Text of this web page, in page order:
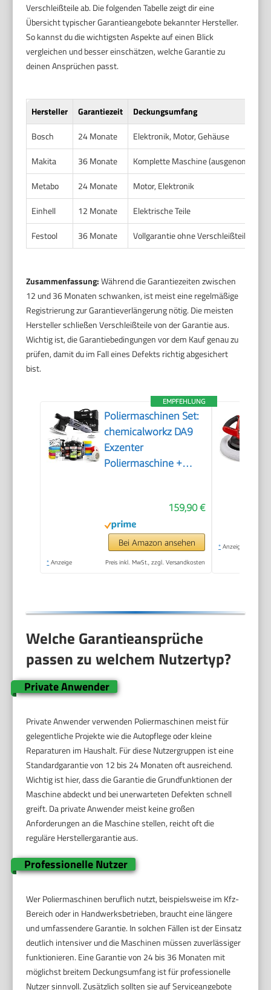
Verschleißteile ab. Die folgenden Tabelle zeigt dir eine
Übersicht typischer Garantieangebote bekannter Hersteller.
So kannst du die wichtigsten Aspekte auf einen Blick
vergleichen und besser einschätzen, welche Garantie zu
deinen Ansprüchen passt.
Hersteller Garantiezeit
Deckungsumfang
Bosch
24 Monate
Elektronik, Motor, Gehäuse
Makita
36 Monate
Komplette Maschine (ausgenommen
Metabo
24 Monate
Motor, Elektronik
Einhell
12 Monate
Elektrische Teile
Festool
36 Monate Vollgarantie ohne Verschleißteile
Zusammenfassung:Während die Garantiezeiten zwischen
12 und 36 Monaten schwanken, ist meist eine regelmäßige
Registrierung zur Garantieverlängerung nötig. Die meisten
Hersteller schließen Verschleißteile von der Garantie aus.
Wichtig ist, die Garantiebedingungen vor dem Kauf genau zu
prüfen, damit du im Fall eines Defekts richtig abgesichert
bist.
EMPFEHLUNG
Poliermaschinen Set:
chemicalworkz DA9
Exzenter
Poliermaschine +
Polierpads + Dr. Wack
Versiegelung für Lack
+ Zubehör | 20-teilig
159,90 €
Bei Amazon ansehen
* Anzeige Preis inkl. MwSt., zzgl. Versandkosten
* Anzeige
Welche Garantieansprüche
passen zu welchem Nutzertyp?
Private Anwender
Private Anwender verwenden Poliermaschinen meist für
gelegentliche Projekte wie die Autopflege oder kleine
Reparaturen im Haushalt. Für diese Nutzergruppen ist eine
Standardgarantie von 12 bis 24 Monaten oft ausreichend.
Wichtig ist hier, dass die Garantie die Grundfunktionen der
Maschine abdeckt und bei unerwarteten Defekten schnell
greift. Da private Anwender meist keine großen
Anforderungen an die Maschine stellen, reicht oft die
reguläre Herstellergarantie aus.
Professionelle Nutzer
Wer Poliermaschinen beruflich nutzt, beispielsweise im Kfz-
Bereich oder in Handwerksbetrieben, braucht eine längere
und umfassendere Garantie. In solchen Fällen ist der Einsatz
deutlich intensiver und die Maschinen müssen zuverlässiger
funktionieren. Eine Garantie von 24 bis 36 Monaten mit
möglichst breitem Deckungsumfang ist für professionelle
Nutzer sinnvoll. Zusätzlich sollten sie auf Serviceangebote